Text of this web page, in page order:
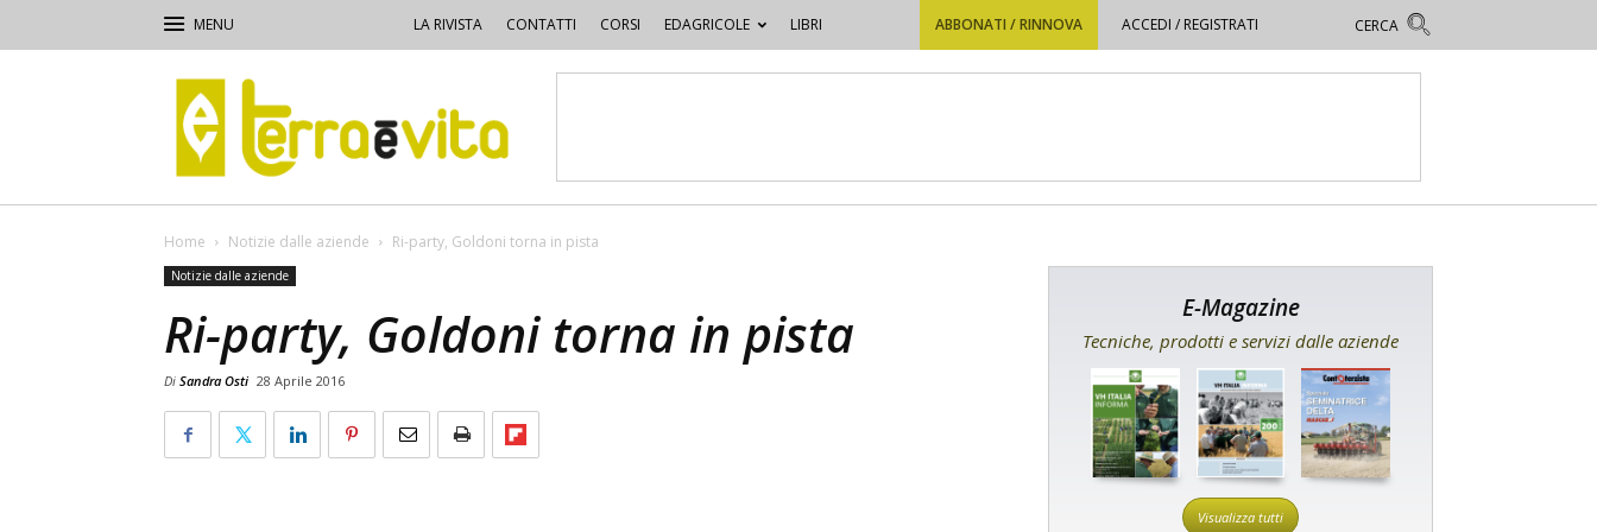
LA RIVISTA CONTATTI CORSI EDAGRICOLE LIBRI ABBONATI / RINNOVA ACCEDI / REGISTRATI
Terra
e
Vita
Home Notizie dalle aziende Ri-party, Goldoni torna in pista
Notizie dalle aziende
Ri-party, Goldoni torna in pista
Di Sandra Osti 28 Aprile 2016
E-Magazine
Tecniche, prodotti e servizi dalle aziende
Visualizza tutti